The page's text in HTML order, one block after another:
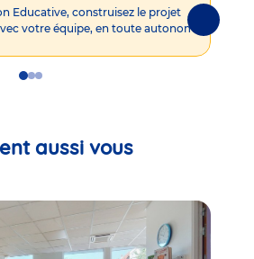
Educative, construisez le projet
votre équipe, en toute autonomie !
GoGoGo
aussi vous